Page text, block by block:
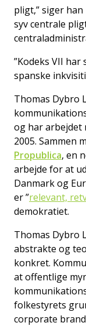
pligt,” siger
syv centrale
”Kodeks VII
spanske
Thomas Dybro
og har arbejdet
2005. Sammen
Propublica, en
arbejde for at
Danmark og
er ”relevant,
demokratiet.
Thomas Dybro
abstrakte og
konkret.
at offentlige
folkestyrets
corporate